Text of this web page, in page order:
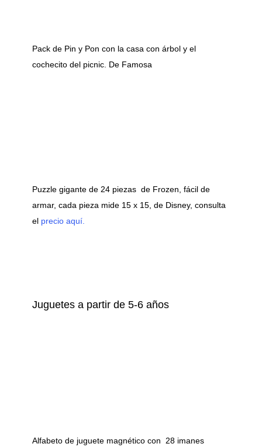
Pack de Pin y Pon con la casa con árbol y el
cochecito del picnic. De Famosa
Puzzle gigante de 24 piezas de Frozen, fácil de
armar, cada pieza mide 15 x 15, de Disney, consulta
el precio aquí.
Juguetes a partir de 5-6 años
Alfabeto de juguete magnético con 28 imanes